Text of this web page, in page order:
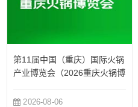
第11届中国（重庆）国际火锅
产业博览会（2026重庆火锅博
2026-08-06